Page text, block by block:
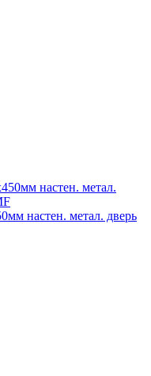
настен. метал. дверь